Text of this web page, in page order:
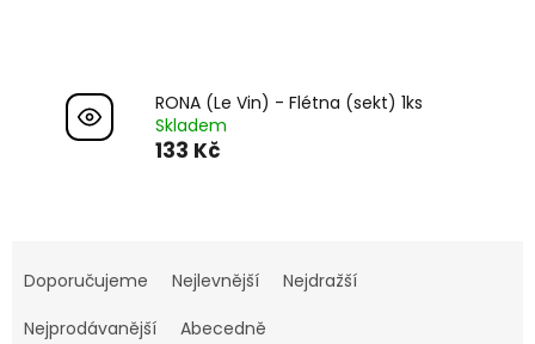
RONA (Le Vin) - Flétna (sekt) 1ks
Skladem
133 Kč
a
e
Doporučujeme Nejlevnější
Nejdražší
Nejprodávanější
Abecedně